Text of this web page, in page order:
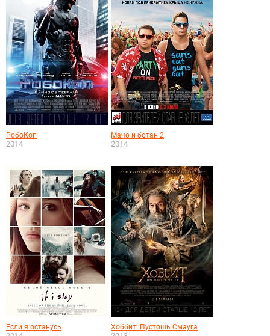
РобоКоп
2014
Мачо и ботан 2
2014
Если я останусь Хоббит: Пустошь Смауга